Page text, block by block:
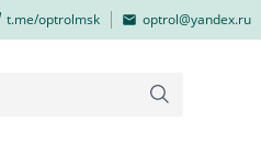
t.me/optrolmsk optrol@yandex.ru